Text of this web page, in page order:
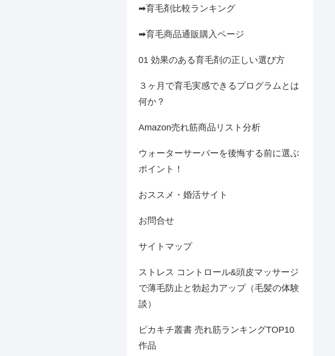
➡育毛剤比較ランキング
➡育毛商品通販購入ページ
01 効果のある育毛剤の正しい選び方
３ヶ月で育毛実感できるプログラムとは
何か？
Amazon売れ筋商品リスト分析
ウォーターサーバーを後悔する前に選ぶ
ポイント！
おススメ・婚活サイト
お問合せ
サイトマップ
ストレス コントロール&頭皮マッサージ
で薄毛防止と勃起力アップ（毛髪の体験
談）
ピカキチ叢書 売れ筋ランキングTOP10
作品